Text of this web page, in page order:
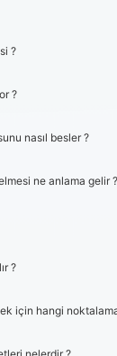
?
?
nasıl besler ?
ne anlama gelir ?
?
için hangi